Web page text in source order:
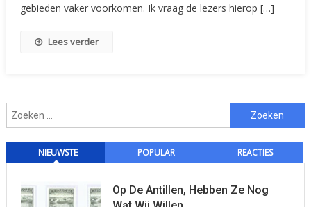
gebieden vaker voorkomen. Ik vraag de lezers hierop […]
Lees verder
Zoeken
naar:
NIEUWSTE POPULAR REACTIES
Op De Antillen, Hebben Ze Nog